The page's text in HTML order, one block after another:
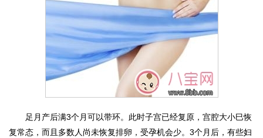
足月产后满3个月可以带环。此时子宫已经复原，宫腔大小巳恢
复常态，而且多数人尚未恢复排卵，受孕机会少。3个月后，有些妇